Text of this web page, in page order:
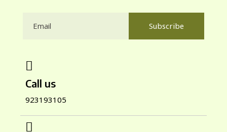
Subscribe
Call us
923193105